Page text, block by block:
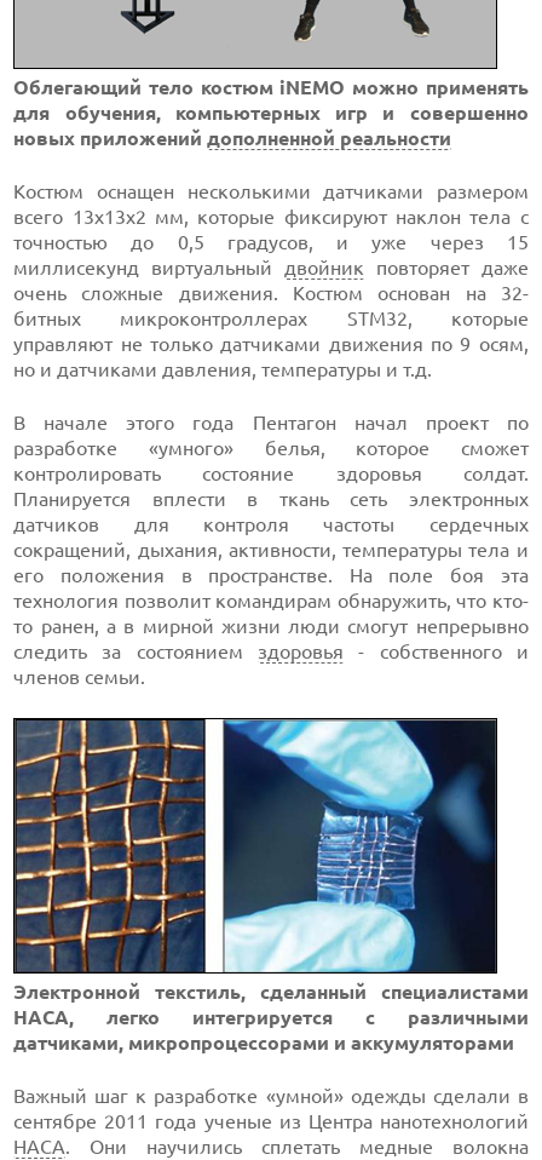
Облегающий тело костюм iNEMO можно применять
для обучения, компьютерных игр и совершенно
новых приложенийдополненной реальности
Костюм оснащен несколькими датчиками размером
всего 13x13x2 мм, которые фиксируют наклон тела с
точностью до 0,5 градусов, и уже через 15
миллисекунд виртуальный двойник повторяет даже
очень сложные движения. Костюм основан на 32-
битных микроконтроллерах STM32, которые
управляют не только датчиками движения по 9 осям,
но и датчиками давления, температуры и т.д.
В начале этого года Пентагон начал проект по
разработке «умного» белья, которое сможет
контролировать состояние здоровья солдат.
Планируется вплести в ткань сеть электронных
датчиков для контроля частоты сердечных
сокращений, дыхания, активности, температуры тела и
его положения в пространстве. На поле боя эта
технология позволит командирам обнаружить, что кто-
то ранен, а в мирной жизни люди смогут непрерывно
следить за состоянием здоровья - собственного и
членов семьи.
Электронной текстиль, сделанный специалистами
НАСА, легко интегрируется с различными
датчиками, микропроцессорами и аккумуляторами
Важный шаг к разработке «умной» одежды сделали в
сентябре 2011 года ученые из Центра нанотехнологий
НАСА. Они научились сплетать медные волокна